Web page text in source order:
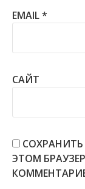
EMAIL*
САЙТ
СОХРАНИТЬ
ЭТОМ